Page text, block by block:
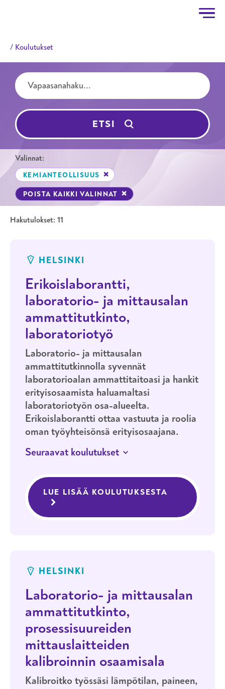
Koulutukset
Hakutermit
ETSI
Valinnat:
POISTA HAKUSUODATIN
KEMIANTEOLLISUUS
POISTA KAIKKI VALINNAT
Haku
Hakutulokset: 11
HELSINKI
Erikoislaborantti,
laboratorio- ja mittausalan
ammattitutkinto,
laboratoriotyö
Laboratorio- ja mittausalan
ammattitutkinnolla syvennät
laboratorioalan ammattitaitoasi ja hankit
erityisosaamista haluamaltasi
laboratoriotyön osa-alueelta.
Erikoislaborantti ottaa vastuuta ja roolia
oman työyhteisönsä erityisosaajana.
Seuraavat koulutukset
Laboratorio- ja mittausalan
ammattitutkinto, laboratoriotyön
osaamisala
JATKUVA HAKU
LUE LISÄÄ KOULUTUKSESTA
HELSINKI
Laboratorio- ja mittausalan
ammattitutkinto,
prosessisuureiden
mittauslaitteiden
kalibroinnin osaamisala
Kalibroitko työssäsi lämpötilan, paineen,